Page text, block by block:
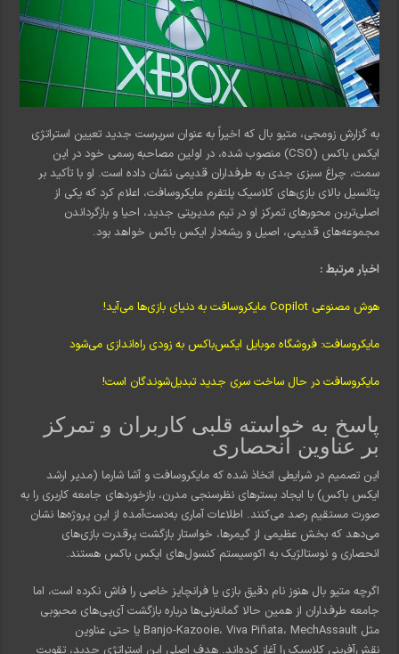
به گزارش زومجی، متیو بال که اخیراً به عنوان سرپرست جدید تعیین استراتژی
ایکس باکس (CSO) منصوب شده، در اولین مصاحبه رسمی خود در این
سمت، چراغ سبزی جدی به طرفداران قدیمی نشان داده است. او با تأکید بر
پتانسیل بالای بازی‌های کلاسیک پلتفرم مایکروسافت، اعلام کرد که یکی از
اصلی‌ترین محورهای تمرکز او در تیم مدیریتی جدید، احیا و بازگرداندن
مجموعه‌های قدیمی، اصیل و ریشه‌دار ایکس باکس خواهد بود.
اخبار مرتبط :
هوش مصنوعی Copilot مایکروسافت به دنیای بازی‌ها می‌آید!
مایکروسافت: فروشگاه موبایل ایکس‌باکس به زودی راه‌اندازی می‌شود
مایکروسافت در حال ساخت سری جدید تبدیل‌شوندگان است!
پاسخ به خواسته قلبی کاربران و تمرکز
بر عناوین انحصاری
این تصمیم در شرایطی اتخاذ شده که مایکروسافت و آشا شارما (مدیر ارشد
ایکس باکس) با ایجاد بسترهای نظرسنجی مدرن، بازخوردهای جامعه کاربری را به
صورت مستقیم رصد می‌کنند. اطلاعات آماری به‌دست‌آمده از این پروژه‌ها نشان
می‌دهد که بخش عظیمی از گیمرها، خواستار بازگشت پرقدرت بازی‌های
انحصاری و نوستالژیک به اکوسیستم کنسول‌های ایکس باکس هستند.
اگرچه متیو بال هنوز نام دقیق بازی یا فرانچایز خاصی را فاش نکرده است، اما
جامعه طرفداران از همین حالا گمانه‌زنی‌ها درباره بازگشت آی‌پی‌های محبوبی
مثل Banjo-Kazooie، Viva Piñata، MechAssault یا حتی عناوین